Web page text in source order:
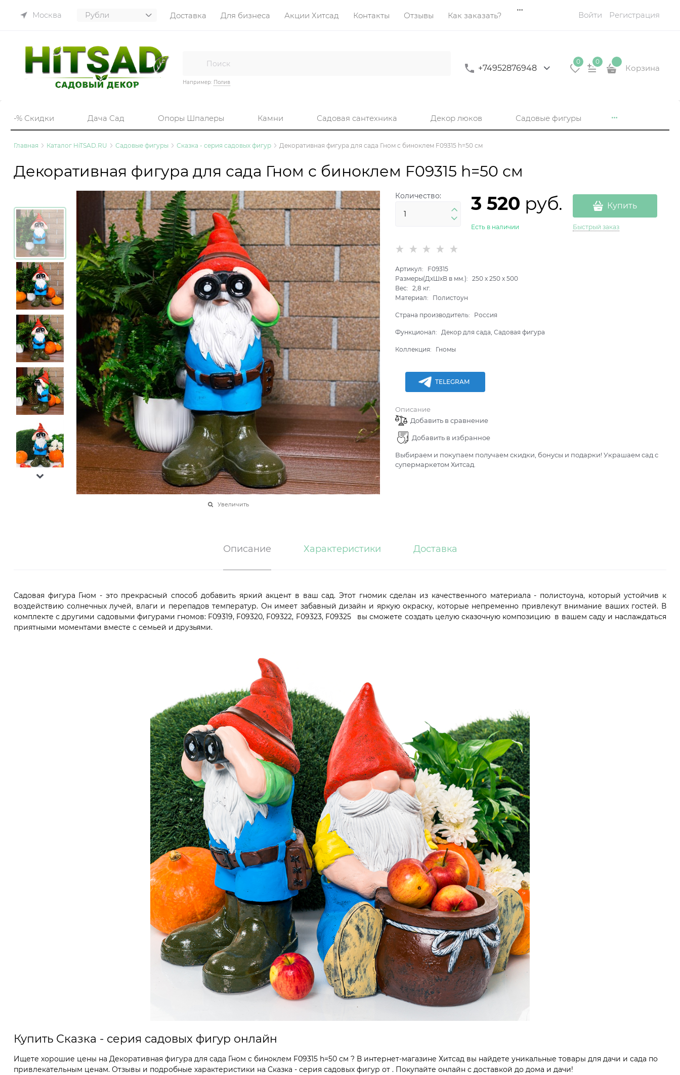
Москва Доставка Для бизнеса Акции Хитсад Контакты Отзывы Как заказать? Войти Регистрация
Например: Полив
+74952876948
0 0
Корзина
-% Скидки Дача Сад Опоры Шпалеры Камни Садовая сантехника Декор люков Садовые фигуры
Главная Каталог HiTSAD.RU Садовые фигуры Сказка - серия садовых фигур Декоративная фигура для сада Гном с биноклем F09315 h=50 см
Декоративная фигура для сада Гном с биноклем F09315 h=50 см
Увеличить
Количество: 3 520 руб.
Есть в наличии
Купить
Быстрый заказ
Артикул:
F09315
Размеры(ДхШхВ в мм.):
250 x250 x500
Вес:
2,8 кг.
Материал:
Полистоун
Страна производитель: Россия
Функционал: Декор для сада, Садовая фигура
Коллекция: Гномы
TELEGRAM
Описание
Добавить в сравнение
Добавить в избранное
Выбираем и покупаем получаем скидки, бонусы и подарки! Украшаем сад с
супермаркетом Хитсад.
Описание Характеристики Доставка
Садовая фигура Гном - это прекрасный способ добавить яркий акцент в ваш сад. Этот гномик сделан из качественного материала - полистоуна, который устойчив к
воздействию солнечных лучей, влаги и перепадов температур. Он имеет забавный дизайн и яркую окраску, которые непременно привлекут внимание ваших гостей. В
комплекте с другими садовыми фигурами гномов: F09319, F09320, F09322, F09323, F09325 вы сможете создать целую сказочную композицию в вашем саду и наслаждаться
приятными моментами вместе с семьей и друзьями.
Купить Сказка - серия садовых фигур онлайн
Ищете хорошие цены на Декоративная фигура для сада Гном с биноклем F09315 h=50 см ? В интернет-магазине Хитсад вы найдете уникальные товары для дачи и сада по
привлекательным ценам. Отзывы и подробные характеристики на Сказка - серия садовых фигур от . Покупайте онлайн с доставкой до дома и дачи!